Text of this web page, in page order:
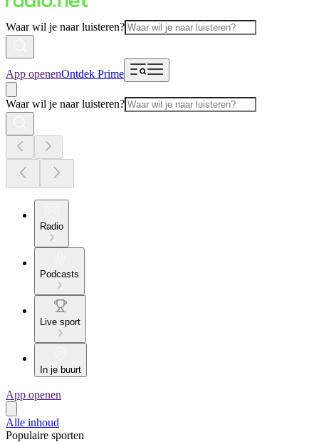
Waar wil je naar luisteren?
App openenOntdek Prime
Waar wil je naar luisteren?
Radio
Podcasts
Live sport
In je buurt
App openen
Alle inhoud
Populaire sporten